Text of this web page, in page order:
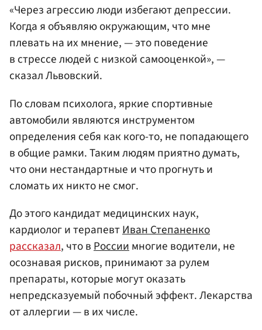
«Через агрессию люди избегают депрессии.
Когда я объявляю окружающим, что мне
плевать на их мнение, — это поведение
в стрессе людей с низкой самооценкой», —
сказал Львовский.
По словам психолога, яркие спортивные
автомобили являются инструментом
определения себя как кого-то, не попадающего
в общие рамки. Таким людям приятно думать,
что они нестандартные и что прогнуть и
сломать их никто не смог.
До этого кандидат медицинских наук,
кардиолог и терапевтИван Степаненко
рассказал, что вРоссиимногие водители, не
осознавая рисков, принимают за рулем
препараты, которые могут оказать
непредсказуемый побочный эффект. Лекарства
от аллергии — в их числе.